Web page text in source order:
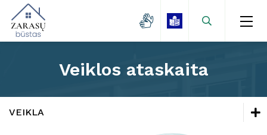
Naujienos
Zarasų miestas
Veiklos ataskaita
VEIKLA